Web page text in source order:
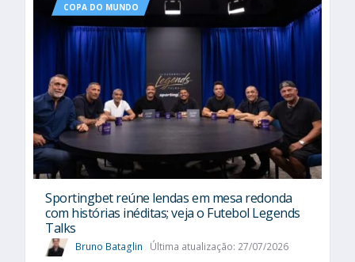
COPA DO MUNDO
Sportingbet reúne lendas em mesa redonda
com histórias inéditas; veja o Futebol Legends
Talks
Bruno Bataglin Última atualização: 27/07/2026